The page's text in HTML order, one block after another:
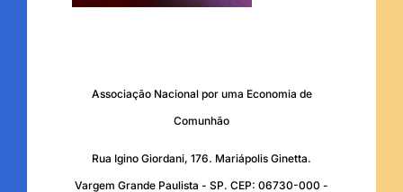
Associação Nacional por uma Economia de
Comunhão
Rua Igino Giordani, 176. Mariápolis Ginetta.
Vargem Grande Paulista - SP. CEP: 06730-000 -